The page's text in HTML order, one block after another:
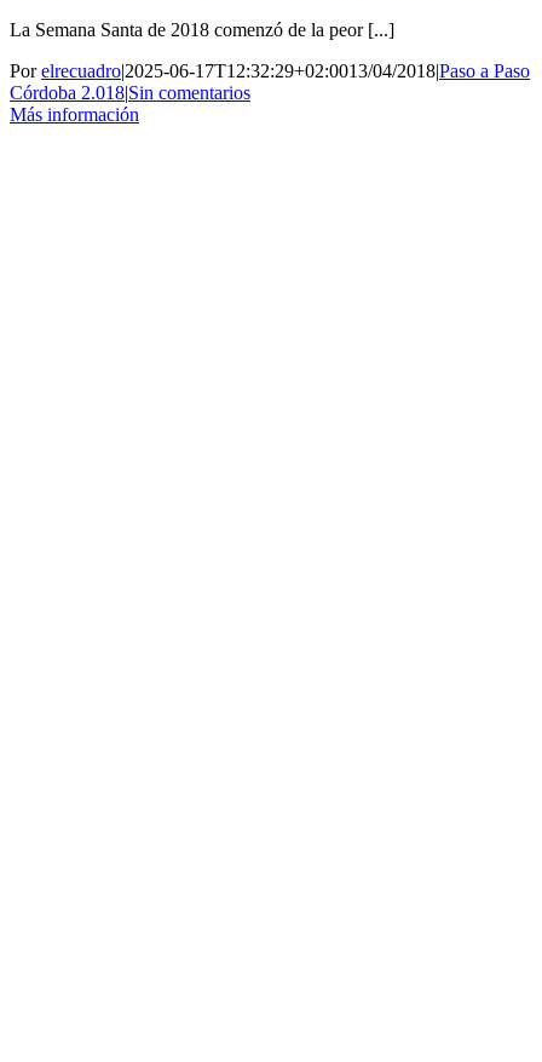
La Semana Santa de 2018 comenzó de la peor [...]
Porelrecuadro|2025-06-17T12:32:29+02:0013/04/2018|Paso a Paso
Córdoba 2.018|Sin comentarios
Más información